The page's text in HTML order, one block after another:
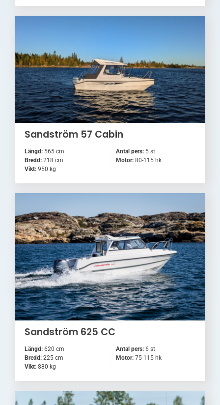
Sandström 57 Cabin
Längd:565 cm
Bredd:218 cm
Vikt:950 kg
Antal pers: 5 st
Motor: 80-115 hk
Sandström 625 CC
Längd:620 cm
Bredd:225 cm
Vikt:880 kg
Antal pers: 6 st
Motor: 75-115 hk